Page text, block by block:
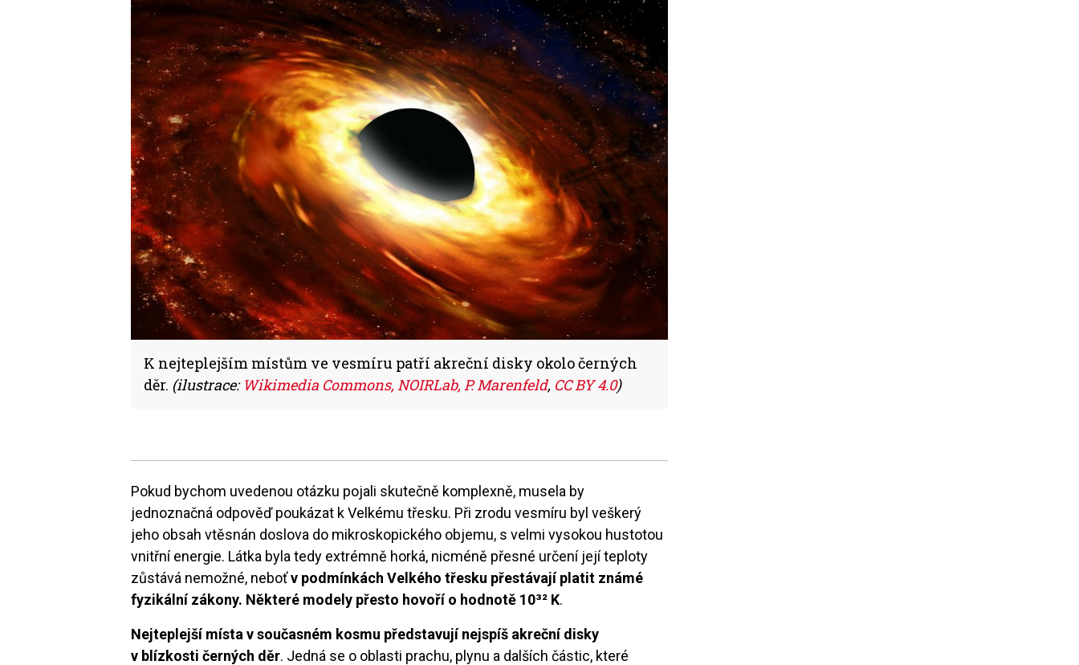
K nejteplejším místům ve vesmíru patří akreční disky okolo černých
děr. (ilustrace: Wikimedia Commons, NOIRLab, P. Marenfeld, CC BY 4.0)
Pokud bychom uvedenou otázku pojali skutečně komplexně, musela by
jednoznačná odpověď poukázat k Velkému třesku. Při zrodu vesmíru byl veškerý
jeho obsah vtěsnán doslova do mikroskopického objemu, s velmi vysokou hustotou
vnitřní energie. Látka byla tedy extrémně horká, nicméně přesné určení její teploty
zůstává nemožné, neboťv podmínkách Velkého třesku přestávají platit známé
fyzikální zákony. Některé modely přesto hovoří o hodnotě 10³² K.
Nejteplejší místa v současném kosmu představují nejspíš akreční disky
v blízkosti černých děr. Jedná se o oblasti prachu, plynu a dalších částic, které